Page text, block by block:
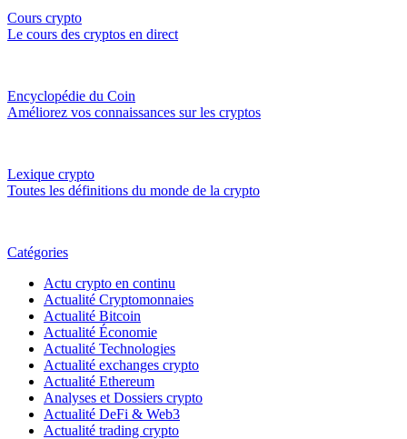
Cours crypto
Le cours des cryptos en direct
Encyclopédie du Coin
Améliorez vos connaissances sur les cryptos
Lexique crypto
Toutes les définitions du monde de la crypto
Catégories
Actu crypto en continu
Actualité Cryptomonnaies
Actualité Bitcoin
Actualité Économie
Actualité Technologies
Actualité exchanges crypto
Actualité Ethereum
Analyses et Dossiers crypto
Actualité DeFi & Web3
Actualité trading crypto